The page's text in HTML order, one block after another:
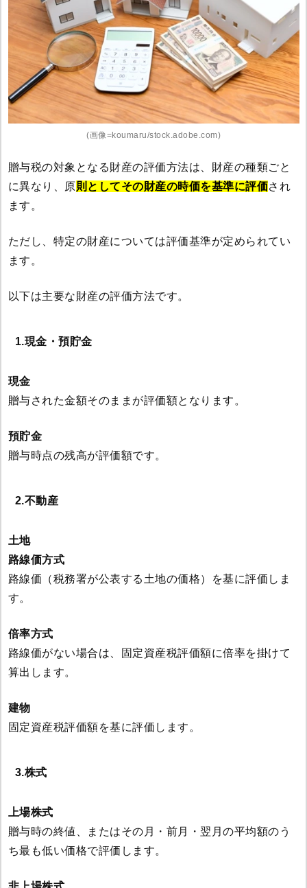
(画像=koumaru/stock.adobe.com)
贈与税の対象となる財産の評価方法は、財産の種類ごと
に異なり、原則としてその財産の時価を基準に評価され
ます。
ただし、特定の財産については評価基準が定められてい
ます。
以下は主要な財産の評価方法です。
1.現金・預貯金
現金
贈与された金額そのままが評価額となります。
預貯金
贈与時点の残高が評価額です。
2.不動産
土地
路線価方式
路線価（税務署が公表する土地の価格）を基に評価しま
す。
倍率方式
路線価がない場合は、固定資産税評価額に倍率を掛けて
算出します。
建物
固定資産税評価額を基に評価します。
3.株式
上場株式
贈与時の終値、またはその月・前月・翌月の平均額のう
ち最も低い価格で評価します。